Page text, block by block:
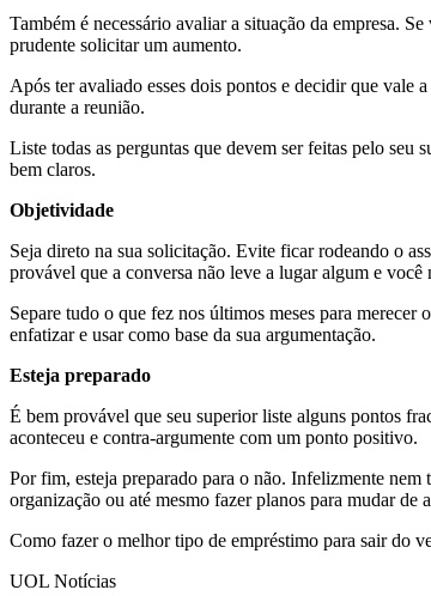
Também é necessário avaliar a situação da empresa.
prudente solicitar um aumento.
Após ter avaliado esses dois pontos e decidir que vale
durante a reunião.
Liste todas as perguntas que devem ser feitas pelo seu
bem claros.
Objetividade
Seja direto na sua solicitação. Evite ficar rodeando o
provável que a conversa não leve a lugar algum e você
Separe tudo o que fez nos últimos meses para
enfatizar e usar como base da sua argumentação.
Esteja preparado
É bem provável que seu superior liste alguns pontos
aconteceu e contra-argumente com um ponto positivo.
Por fim, esteja preparado para o não. Infelizmente nem
organização ou até mesmo fazer planos para mudar de
Como fazer o melhor tipo de empréstimo para sair do
UOL Notícias